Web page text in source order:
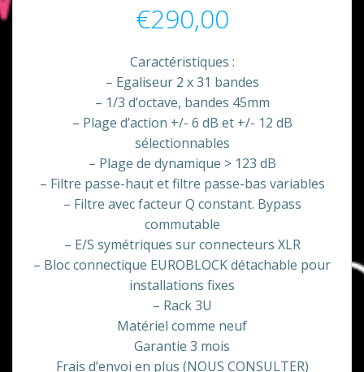
€290,00
Caractéristiques :
– Egaliseur 2 x 31 bandes
– 1/3 d’octave, bandes 45mm
– Plage d’action +/- 6 dB et +/- 12 dB
sélectionnables
– Plage de dynamique > 123 dB
– Filtre passe-haut et filtre passe-bas variables
– Filtre avec facteur Q constant. Bypass
commutable
– E/S symétriques sur connecteurs XLR
– Bloc connectique EUROBLOCK détachable pour
installations fixes
– Rack 3U
Matériel comme neuf
Garantie 3 mois
Frais d’envoi en plus (NOUS CONSULTER)